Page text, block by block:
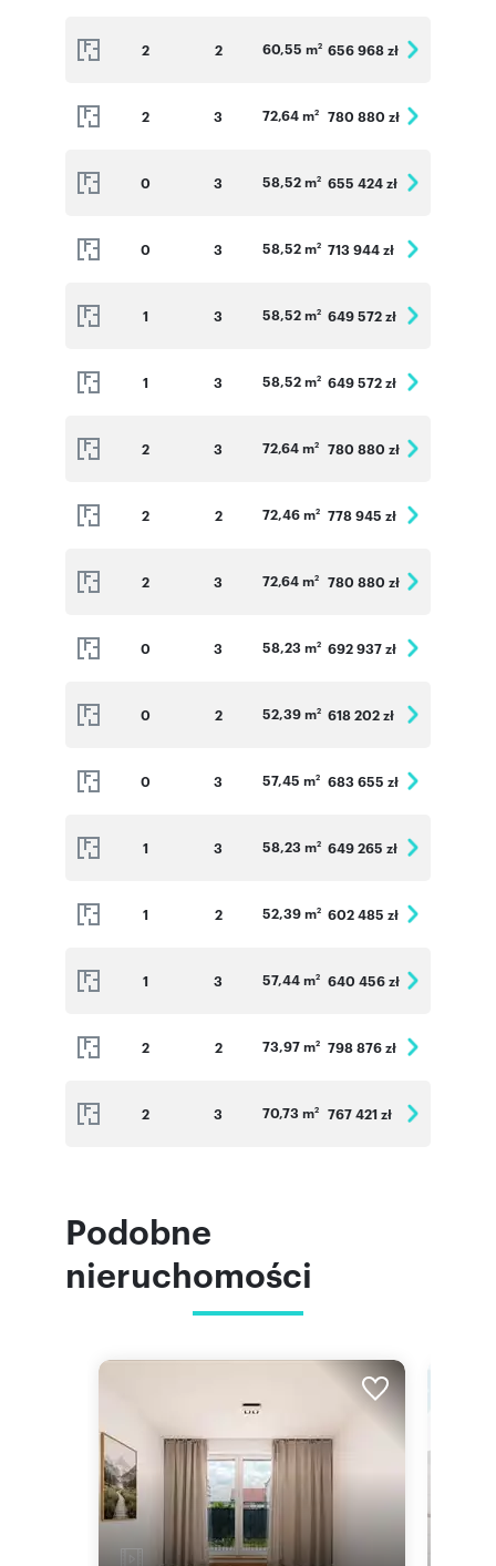
2 2 60,55 m2 656 968 zł
2 3 72,64 m2 780 880 zł
0 3 58,52 m2 655 424 zł
0 3 58,52 m2 713 944 zł
1 3 58,52 m2 649 572 zł
1 3 58,52 m2 649 572 zł
2 3 72,64 m2 780 880 zł
2 2 72,46 m2 778 945 zł
2 3 72,64 m2 780 880 zł
0 3 58,23 m2 692 937 zł
0 2 52,39 m2 618 202 zł
0 3 57,45 m2 683 655 zł
1 3 58,23 m2 649 265 zł
1 2 52,39 m2 602 485 zł
1 3 57,44 m2 640 456 zł
2 2 73,97 m2 798 876 zł
2 3 70,73 m2 767 421 zł
Podobne
nieruchomości